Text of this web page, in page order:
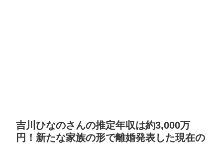
吉川ひなのさんの推定年収は約3,000万
円！新たな家族の形で離婚発表した現在の